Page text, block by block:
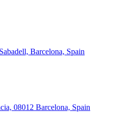
Barcelona, Spain
08012 Barcelona, Spain